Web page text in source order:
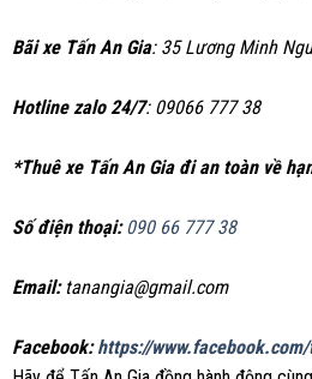
Bãi xe Tấn An Gia: 35 Lương Minh
Hotline zalo 24/7: 09066 777 38
*Thuê xe Tấn An Gia đi an toàn về
Số điện thoại:090 66 777 38
Email:tanangia@gmail.com
Facebook:https://